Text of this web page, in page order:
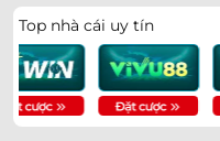
Cristiano Ronaldo
Tây Ban Nha
ĐT Anh nhận tin dữ
Top nhà cái uy tín